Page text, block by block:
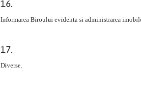
Informarea Biroului evidenta si administrarea
Diverse.